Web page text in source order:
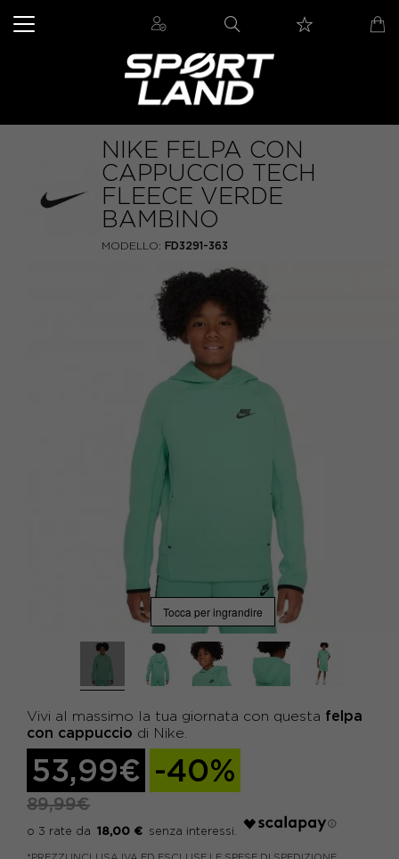
NIKE FELPA CON
CAPPUCCIO TECH
FLEECE VERDE
BAMBINO
MODELLO: FD3291-363
Tocca per ingrandire
Vivi al massimo la tua giornata con questa felpa
con cappuccio di Nike.
53,99€ -40%
89,99€
18,00 €